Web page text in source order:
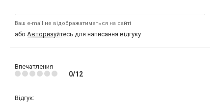
Ваш e-mail не відображатиметься на сайті
або Авторизуйтесь для написання відгуку
Впечатления
0/12
Відгук: